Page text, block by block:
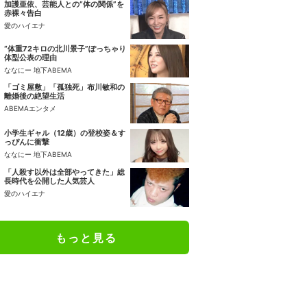
加護亜依、芸能人との“体の関係”を
赤裸々告白
愛のハイエナ
“体重72キロの北川景子”ぽっちゃり
体型公表の理由
ななにー 地下ABEMA
「ゴミ屋敷」「孤独死」布川敏和の
離婚後の絶望生活
ABEMAエンタメ
小学生ギャル（12歳）の登校姿＆す
っぴんに衝撃
ななにー 地下ABEMA
「人殺す以外は全部やってきた」総
長時代を公開した人気芸人
愛のハイエナ
もっと見る